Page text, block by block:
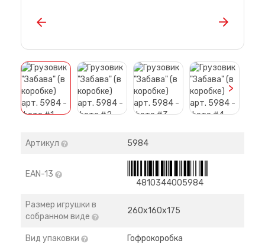
>
Артикул 5984
EAN-13
4810344005984
Размер игрушки в
собранном виде
260х160х175
Вид упаковки Гофрокоробка